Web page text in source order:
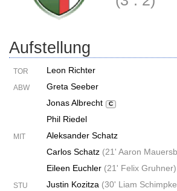
Aufstellung
TOR Leon Richter
ABW
Greta Seeber
Jonas Albrecht
C
Phil Riedel
MIT
Aleksander Schatz
Carlos Schatz (21' Aaron
Eileen Euchler (21' Felix Gruhner)
STU Justin Kozitza (30' Liam Schimpke